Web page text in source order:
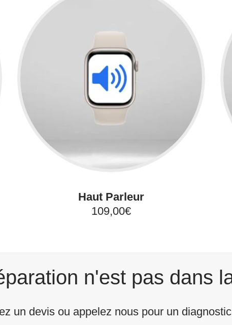
Haut Parleur
109,00€
n'est pas dans
un devis ou appelez nous pour un